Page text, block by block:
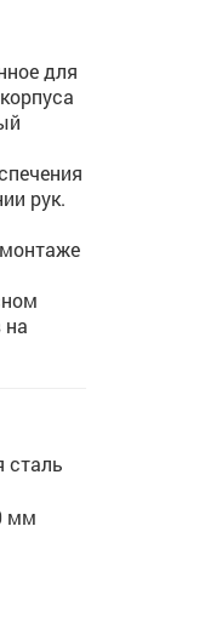
для
рук.
на
сталь
мм